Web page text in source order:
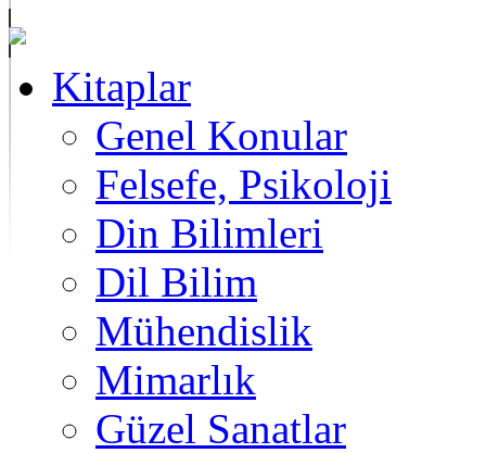
Kitaplar
Genel Konular
Felsefe, Psikoloji
Din Bilimleri
Dil Bilim
Mühendislik
Mimarlık
Güzel Sanatlar